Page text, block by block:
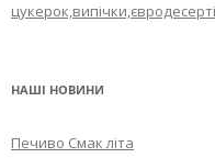
НАШІ НОВИНИ
Печиво Смак літа